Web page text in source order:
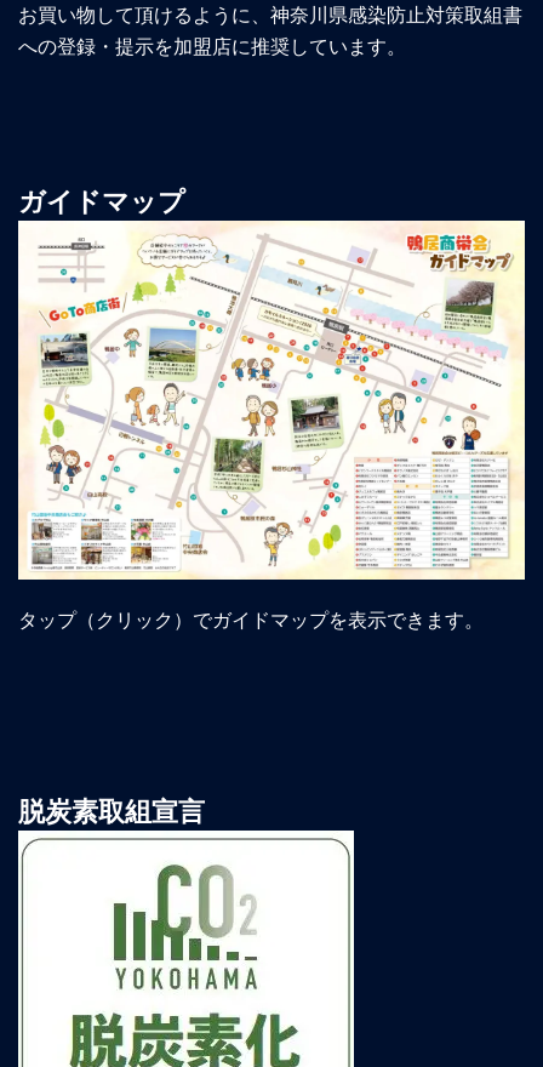
お買い物して頂けるように、神奈川県感染防止対策取組書
への登録・提示を加盟店に推奨しています。
ガイドマップ
タップ（クリック）でガイドマップを表示できます。
脱炭素取組宣言